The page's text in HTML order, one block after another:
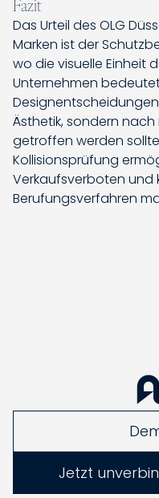
Fazit
Das Urteil des OLG
Marken ist der
wo die visuelle Einheit
Unternehmen
Ästhetik, sondern
getroffen werden
Kollisionsprüfung
Verkaufsverboten und
Berufungsverfahren
Jetzt